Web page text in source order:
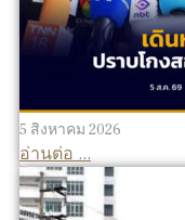
5 สิงหาคม 2026
อ่านต่อ ...